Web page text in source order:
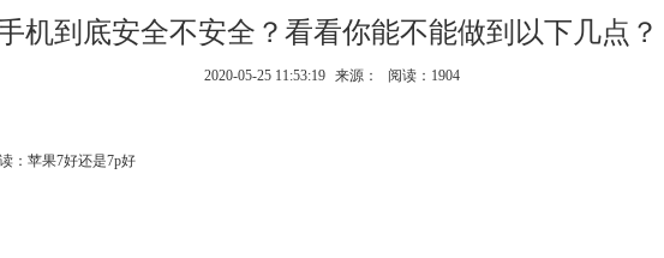
机到底安全不安全？看看你能不能做到以下几点？
2020-05-25 11:53:19 来源： 阅读：1904
： 苹果7好还是7p好